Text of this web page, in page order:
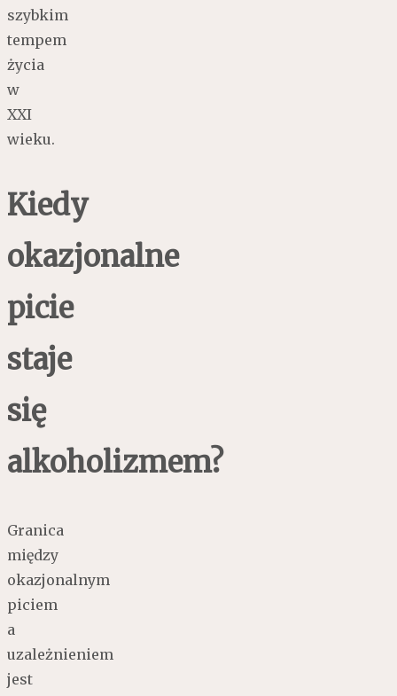
szybkim
tempem
życia
w
XXI
wieku.
Kiedy
okazjonalne
picie
staje
się
alkoholizmem?
Granica
między
okazjonalnym
piciem
a
uzależnieniem
jest